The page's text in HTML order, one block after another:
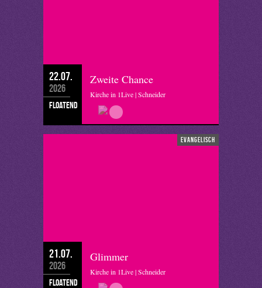
22.07.
2026
floatend
Zweite Chance
Kirche in 1Live | Schneider
evangelisch
21.07.
2026
floatend
Glimmer
Kirche in 1Live | Schneider